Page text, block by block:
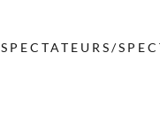
SPECTATEURS/